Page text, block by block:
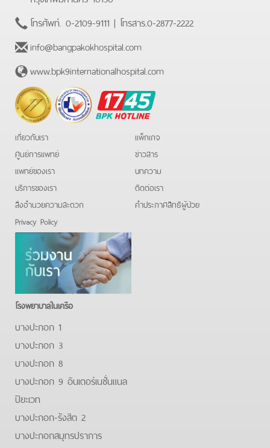
โทรศัพท์. 0-2109-9111 | โทรสาร.0-2877-2222
info@bangpakokhospital.com
www.bpk9internationalhospital.com
BPK
Hotline
เกี่ยวกับเรา
ศูนย์การแพทย์
แพทย์ของเรา
บริการของเรา
สิ่งอำนวยความสะดวก
Privacy Policy
แพ็กเกจ
ข่าวสาร
บทความ
ติดต่อเรา
คําประกาศสิทธิผู้ป่วย
โรงพยาบาลในเครือ
บางปะกอก 1
บางปะกอก 3
บางปะกอก 8
บางปะกอก 9 อินเตอร์เนชั่นแนล
ปิยะเวท
บางปะกอก-รังสิต 2
บางปะกอกสมุทรปราการ